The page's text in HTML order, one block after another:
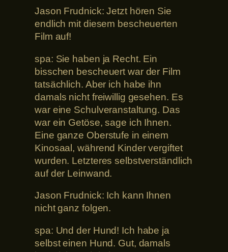
Jason Frudnick: Jetzt hören Sie
endlich mit diesem bescheuerten
Film auf!
spa: Sie haben ja Recht. Ein
bisschen bescheuert war der Film
tatsächlich. Aber ich habe ihn
damals nicht freiwillig gesehen. Es
war eine Schulveranstaltung. Das
war ein Getöse, sage ich Ihnen.
Eine ganze Oberstufe in einem
Kinosaal, während Kinder vergiftet
wurden. Letzteres selbstverständlich
auf der Leinwand.
Jason Frudnick: Ich kann Ihnen
nicht ganz folgen.
spa: Und der Hund! Ich habe ja
selbst einen Hund. Gut, damals